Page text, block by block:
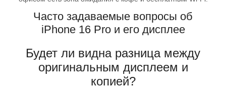
Часто задаваемые вопросы об
iPhone 16 Pro и его дисплее
Будет ли видна разница между
оригинальным дисплеем и
копией?